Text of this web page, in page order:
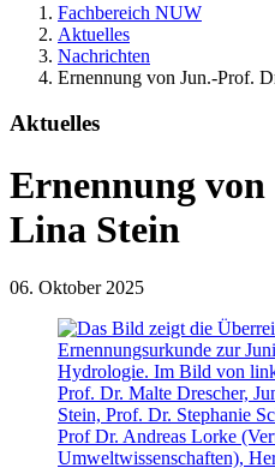
Fachbereich NUW
Aktuelles
Nachrichten
Ernennung von Jun.-Prof.
Aktuelles
Ernennung
Lina Stein
06. Oktober 2025